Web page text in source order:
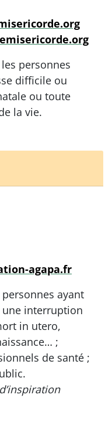
personnes
difficile ou
ou toute
la vie.
agapa.fr
ayant
interruption
in utero,
;
de santé ;